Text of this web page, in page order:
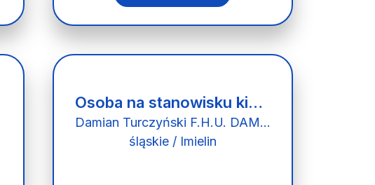
Osoba na stanowisku kierowcy kat. c + e
Damian Turczyński F.H.U. DAMEKS
śląskie / Imielin